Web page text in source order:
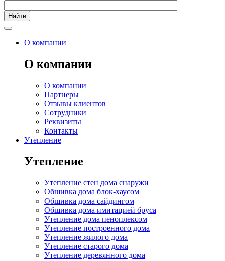
Найти
О компании
О компании
О компании
Партнеры
Отзывы клиентов
Сотрудники
Реквизиты
Контакты
Утепление
Утепление
Утепление стен дома снаружи
Обшивка дома блок-хаусом
Обшивка дома сайдингом
Обшивка дома имитацией бруса
Утепление дома пеноплексом
Утепление построенного дома
Утепление жилого дома
Утепление старого дома
Утепление деревянного дома